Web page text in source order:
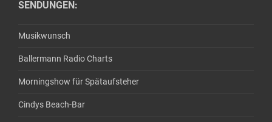
SENDUNGEN:
Musikwunsch
Ballermann Radio Charts
Morningshow für Spätaufsteher
Cindys Beach-Bar